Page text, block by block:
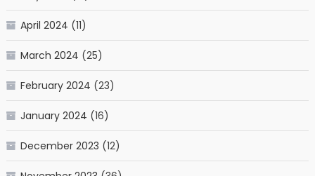
April 2024 (11)
March 2024 (25)
February 2024 (23)
January 2024 (16)
December 2023 (12)